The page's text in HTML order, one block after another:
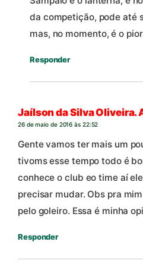
da competição, pode até
mas, no momento, é o
Responder
Jaílson da Silva Oliveira.
26 de maio de 2016 às 22:52
Gente vamos ter mais um
tivoms esse tempo todo é
conhece o club eo time aí
precisar mudar. Obs pra
pelo goleiro. Essa é minha
Responder